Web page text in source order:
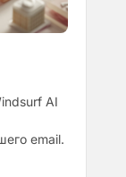
AI
email.